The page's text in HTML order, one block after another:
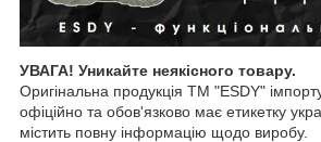
УВАГА! Уникайте неякісного товару.
Оригінальна продукція ТМ "ESDY"
офіційно та обов'язково має етикетку
містить повну інформацію щодо виробу.